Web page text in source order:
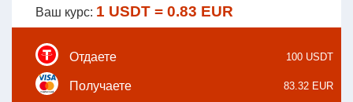
Ваш курс: 1 USDT = 0.83 EUR
Отдаете 100 USDT
Получаете 83.32 EUR